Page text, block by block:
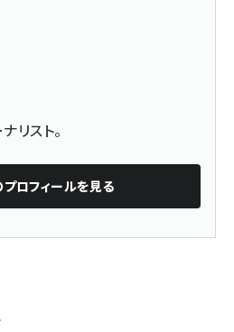
リスト。
プロフィールを見る